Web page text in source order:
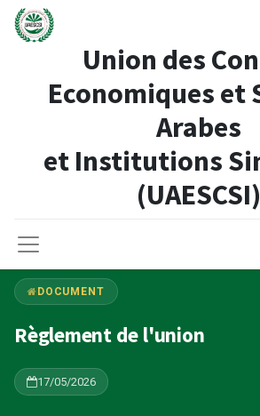
Union des
Economiques et
Arabes
et Institutions
(UAESCSI)
DOCUMENT
Règlement de l'union
17/05/2026